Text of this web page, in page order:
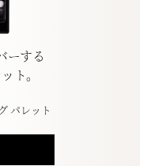
ーする
ト。
パレット